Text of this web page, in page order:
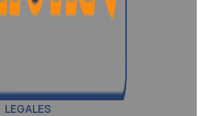
LEGALES